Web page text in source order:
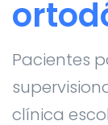
Pacientes
clínica